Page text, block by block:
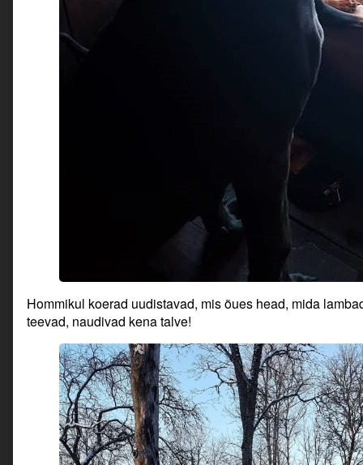
Hommikul koerad uudistavad, mis õues head, mida
teevad, naudivad kena talve!